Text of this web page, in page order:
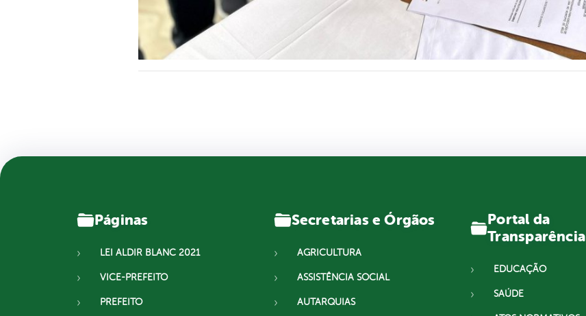
Páginas
LEI ALDIR BLANC 2021
VICE-PREFEITO
PREFEITO
Secretarias e Órgãos
AGRICULTURA
ASSISTÊNCIA SOCIAL
AUTARQUIAS
Portal da
Transparência
EDUCAÇÃO
SAÚDE